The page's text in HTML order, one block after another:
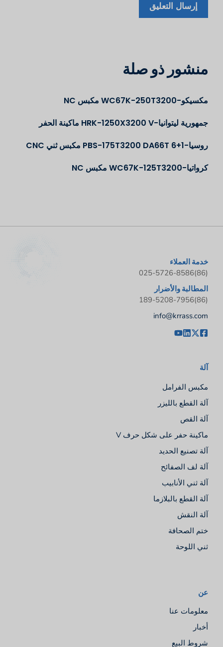
منشور ذو صلة
مكسيكو-WC67K-250T3200 مكبس NC
جمهورية ليتوانيا-HRK-1250X3200 V ماكينة الحفر
روسيا-PBS-175T3200 DA66T 6+1 مكبس ثني CNC
كرواتيا-WC67K-125T3200 مكبس NC
خدمة العملاء
(86)025-5726-8586
المطالبة والأضرار
(86)189-5208-7956
info@krrass.com
آلة
مكبس الفرامل
آلة القطع بالليزر
آلة القص
ماكينة حفر على شكل حرف V
آلة تصنيع الحديد
آلة لف الصفائح
آلة ثني الأنابيب
آلة القطع بالبلازما
آلة النقش
ختم الصحافة
ثني اللوحة
عن
معلومات عنا
أخبار
شروط البيع